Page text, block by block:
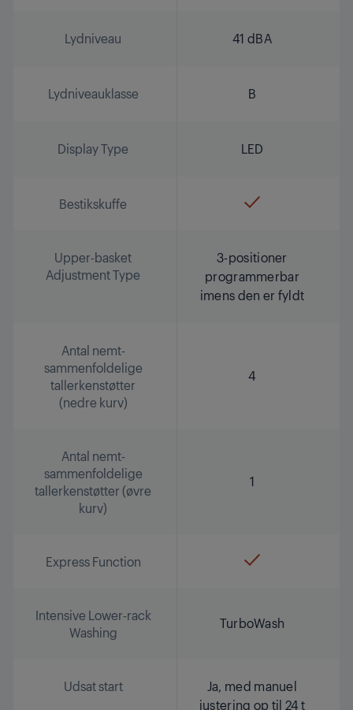
Lydniveau 41 dBA
Lydniveauklasse B
Display Type LED
Bestikskuffe
Upper-basket
Adjustment Type
3-positioner
programmerbar
imens den er fyldt
Antal nemt-
sammenfoldelige
tallerkenstøtter
(nedre kurv)
4
Antal nemt-
sammenfoldelige
tallerkenstøtter (øvre
kurv)
1
Express Function
Intensive Lower-rack
Washing
TurboWash
Udsat start
Ja, med manuel
justering op til 24 t